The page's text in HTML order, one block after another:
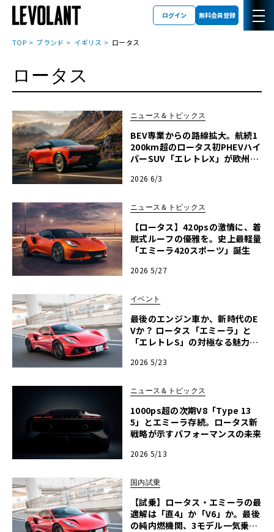
ログイン 無料会員登録
TOP ブランド イギリス ロータス
ロータス
ニュース＆トピックス
BEV専業からの路線拡大。航続1
200km超のロータス初PHEVハイ
パーSUV「エレトレX」が欧州上
2026 6/3
ニュース＆トピックス
【ロータス】420psの激情に、着
脱式ルーフの優雅を。史上最軽量
「エミーラ420スポーツ」誕生
2026 5/27
イベント
最後のエンジン車か、新時代のE
Vか？ ロータス「エミーラ」と
「エレトレS」の対極なる魅力を
ーズミート2026横浜】
2026 5/23
ニュース＆トピックス
1000ps超の次期V8「Type 13
5」とエミーラ存続。ロータス新
戦略が示すパフォーマンスの未来
2026 5/13
国内試乗
【試乗】ロータス・エミーラの最
適解は「直4」か「V6」か。最後
の純内燃機関、3モデル一気乗り